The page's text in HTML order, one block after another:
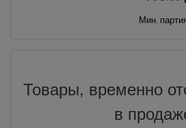
Мин.
Товары, временно
в